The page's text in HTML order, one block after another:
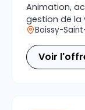
Animation,
gestion de la
Boissy-
Voir